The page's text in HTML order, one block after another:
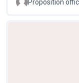
Proposition